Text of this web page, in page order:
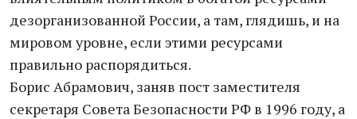
дезорганизованной России, а там, глядишь, и на
мировом уровне, если этими ресурсами
правильно распорядиться.
Борис Абрамович, заняв пост заместителя
секретаря Совета Безопасности РФ в 1996 году, а